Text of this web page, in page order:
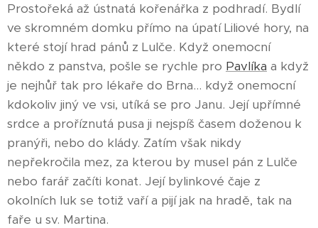
Prostořeká až ústnatá kořenářka z podhradí. Bydlí
ve skromném domku přímo na úpatí Liliové hory, na
které stojí hrad pánů z Lulče. Když onemocní
někdo z panstva, pošle se rychle pro Pavlíka a když
je nejhůř tak pro lékaře do Brna... když onemocní
kdokoliv jiný ve vsi, utíká se pro Janu. Její upřímné
srdce a proříznutá pusa ji nejspíš časem doženou k
pranýři, nebo do klády. Zatím však nikdy
nepřekročila mez, za kterou by musel pán z Lulče
nebo farář začíti konat. Její bylinkové čaje z
okolních luk se totiž vaří a pijí jak na hradě, tak na
faře u sv. Martina.